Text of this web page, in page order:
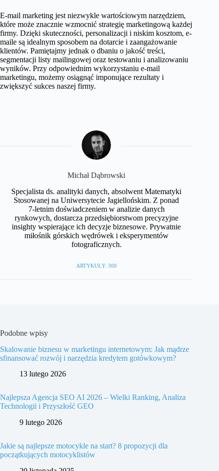
E-mail marketing jest niezwykle wartościowym narzędziem,
które może znacznie wzmocnić strategię marketingową każdej
firmy. Dzięki skuteczności, personalizacji i niskim kosztom, e-
maile są idealnym sposobem na dotarcie i zaangażowanie
klientów. Pamiętajmy jednak o dbaniu o jakość treści,
segmentacji listy mailingowej oraz testowaniu i analizowaniu
wyników. Przy odpowiednim wykorzystaniu e-mail
marketingu, możemy osiągnąć imponujące rezultaty i
zwiększyć sukces naszej firmy.
Michał Dąbrowski
Specjalista ds. analityki danych, absolwent Matematyki
Stosowanej na Uniwersytecie Jagiellońskim. Z ponad
7-letnim doświadczeniem w analizie danych
rynkowych, dostarcza przedsiębiorstwom precyzyjne
insighty wspierające ich decyzje biznesowe. Prywatnie
miłośnik górskich wędrówek i eksperymentów
fotograficznych.
ARTYKUŁY: 300
Podobne wpisy
Skalowanie biznesu w marketingu internetowym: Jak mądrze
sfinansować rozwój i narzędzia kredytem gotówkowym?
13 lutego 2026
Najlepsza Agencja SEO AI 2026 – Wielki Ranking, Analiza
Technologii i Przyszłość GEO
9 lutego 2026
Jakie są najlepsze motocykle na start? 8 propozycji dla
początkujących motocyklistów